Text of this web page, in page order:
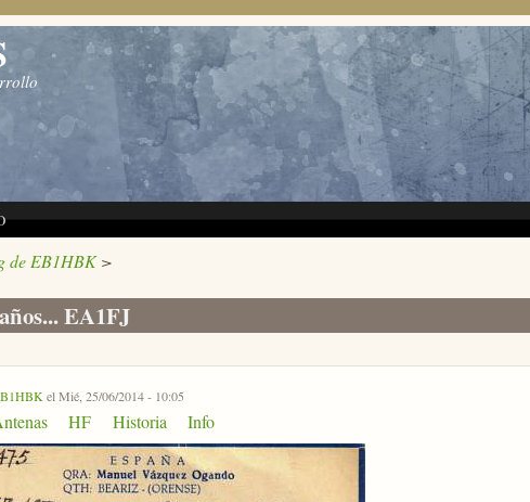
de EB1HBK>
EA1FJ
el Mié, 25/06/2014 - 10:05
HF Historia Info